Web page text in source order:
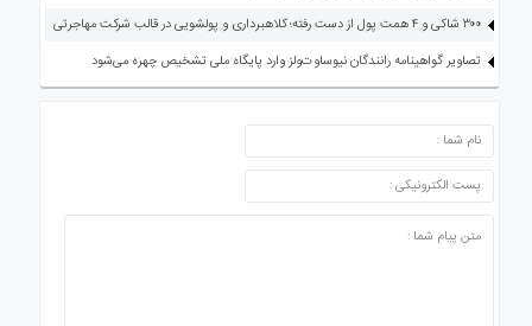
۳۰۰ شاکی و ۴ همت پول از دست رفته؛ کلاهبرداری و پولشویی در قالب شرکت مهاجرتی
تصاویر گواهینامه رانندگان نیوساوت‌ولز وارد پایگاه ملی تشخیص چهره می‌شود
ارسال دیدگاه